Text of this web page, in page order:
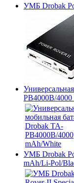
УМБ Drobak
PB4000B/
УМБ Drobak
mAh/Li-Pol/